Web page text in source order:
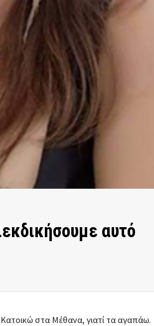
αυτό
στα Μέθανα, γιατί τα αγαπάω.